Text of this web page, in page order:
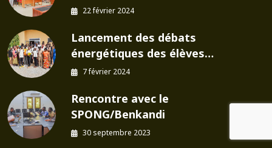
22 février 2024
Lancement des débats
énergétiques des élèves…
7 février 2024
Rencontre avec le
SPONG/Benkandi
30 septembre 2023